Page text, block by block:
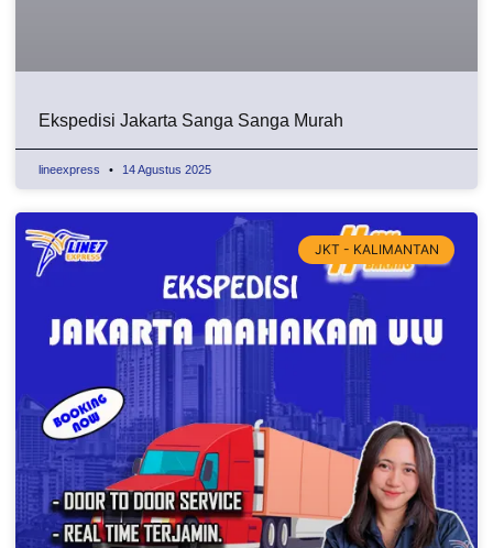
Ekspedisi Jakarta Sanga Sanga Murah
lineexpress 14 Agustus 2025
JKT - KALIMANTAN